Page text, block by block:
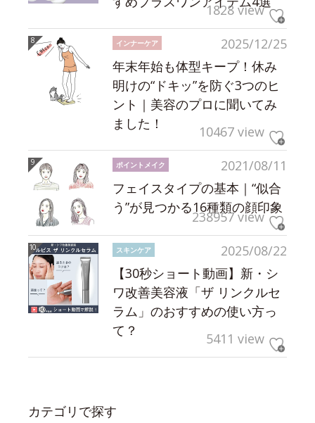
1828 view
2025/12/25
インナーケア
年末年始も体型キープ！休み
明けの“ドキッ”を防ぐ3つのヒ
ント｜美容のプロに聞いてみ
ました！
10467 view
2021/08/11
ポイントメイク
フェイスタイプの基本｜“似合
う”が見つかる16種類の顔印象
238957 view
2025/08/22
スキンケア
【30秒ショート動画】新・シ
ワ改善美容液「ザ リンクルセ
ラム」のおすすめの使い方っ
て？
5411 view
カテゴリで探す